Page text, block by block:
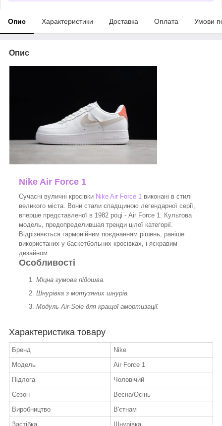
Опис Характеристики Доставка Оплата Умови
Опис
Nike Air Force 1
Сучасні вуличні кросівки Nike Air Force 1 виконані в стилі
великого міста. Вони стали спадщиною легендарної серії,
вперше представленої в 1982 році - Air Force 1. Культова
модель, предопределившая тренди цілої категорії.
Відрізняється гармонійним поєднанням рішень, раніше
використаних у баскетбольних кросівках, і яскравим
дизайном.
Особливості
Міцна гумова підошва.
Шнурівка з мотузяних шнурів.
Модуль Air-Sole для кращої амортизації.
Характеристика товару
Бренд
Nike
Модель
Air Force 1
Підлога
Чоловічий
Сезон
Весна/Осінь
Виробництво
В'єтнам
Застібка
Шнурівка